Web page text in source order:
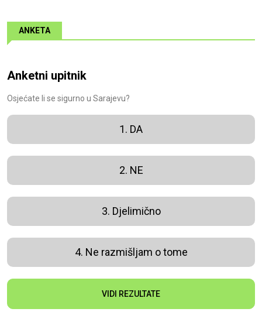
ANKETA
Anketni upitnik
Osjećate li se sigurno u Sarajevu?
1. DA
2. NE
3. Djelimično
4. Ne razmišljam o tome
VIDI REZULTATE